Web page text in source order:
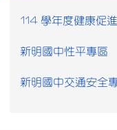
114 學年度健康促
新明國中性平專區
新明國中交通安全